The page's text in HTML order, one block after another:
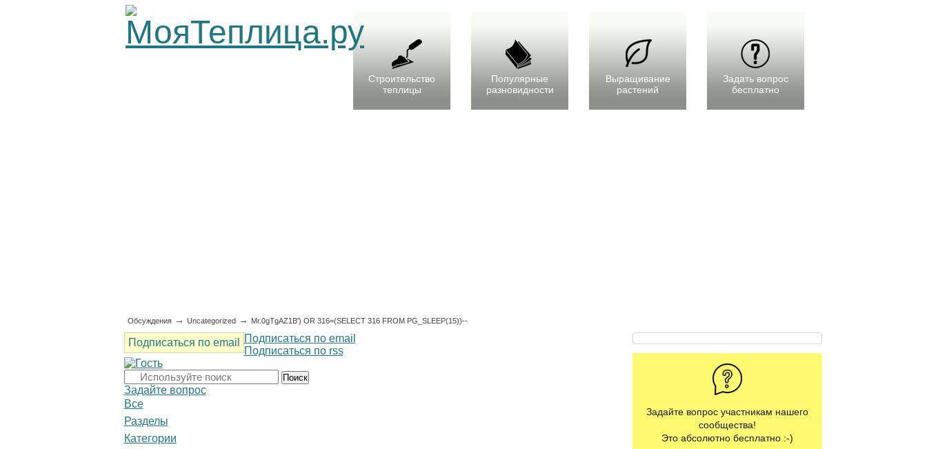
Строительство
теплицы
Популярные
разновидности
Выращивание
растений
Задать вопрос
бесплатно
Обсуждения→ Uncategorized→ Mr.0gTgAZ1B') OR 316=(SELECT 316 FROM PG_SLEEP(15))--
Подписаться по email
Подписаться по email
Подписаться по rss
Поиск
Задайте вопрос
Все
Разделы
Категории
Задайте вопрос участникам нашего
сообщества!
Это абсолютно бесплатно :-)